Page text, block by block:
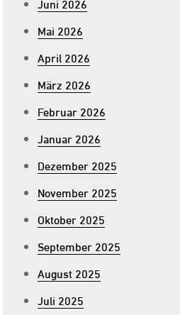
Mai 2026
April 2026
März 2026
Februar 2026
Januar 2026
Dezember 2025
November 2025
Oktober 2025
September 2025
August 2025
Juli 2025